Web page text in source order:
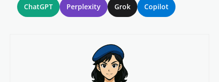
ChatGPT Perplexity Grok Copilot